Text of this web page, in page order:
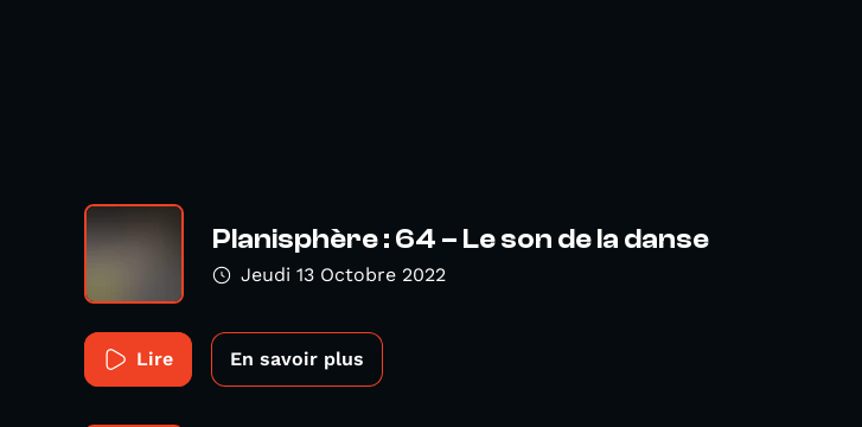
Planisphère : 64 – Le son de la danse
Jeudi 13 Octobre 2022
Lire En savoir plus